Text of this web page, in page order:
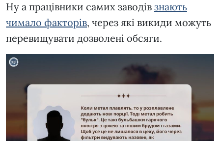
Ну а працівники самих заводів знають
чимало факторів, через які викиди можуть
перевищувати дозволені обсяги.